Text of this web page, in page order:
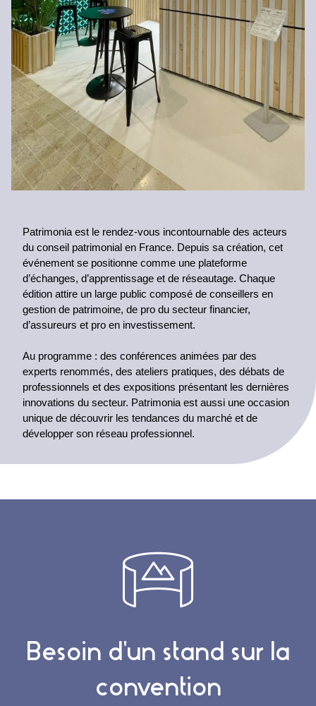
Patrimonia est le rendez-vous incontournable des acteurs
du conseil patrimonial en France. Depuis sa création, cet
événement se positionne comme une plateforme
d’échanges, d’apprentissage et de réseautage. Chaque
édition attire un large public composé de conseillers en
gestion de patrimoine, de pro du secteur financier,
d’assureurs et pro en investissement.
Au programme : des conférences animées par des
experts renommés, des ateliers pratiques, des débats de
professionnels et des expositions présentant les dernières
innovations du secteur. Patrimonia est aussi une occasion
unique de découvrir les tendances du marché et de
développer son réseau professionnel.
Besoin d'un stand sur la
convention